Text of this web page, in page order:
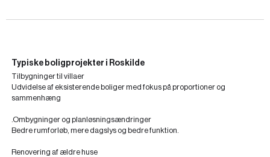
Typiske boligprojekter i Roskilde
Tilbygninger til villaer
Udvidelse af eksisterende boliger med fokus på proportioner og
sammenhæng
.Ombygninger og planløsningsændringer
Bedre rumforløb, mere dagslys og bedre funktion.
Renovering af ældre huse